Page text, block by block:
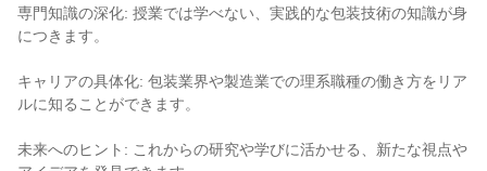
専門知識の深化: 授業では学べない、実践的な包装技術の知識が身
につきます。
キャリアの具体化: 包装業界や製造業での理系職種の働き方をリア
ルに知ることができます。
未来へのヒント: これからの研究や学びに活かせる、新たな視点や